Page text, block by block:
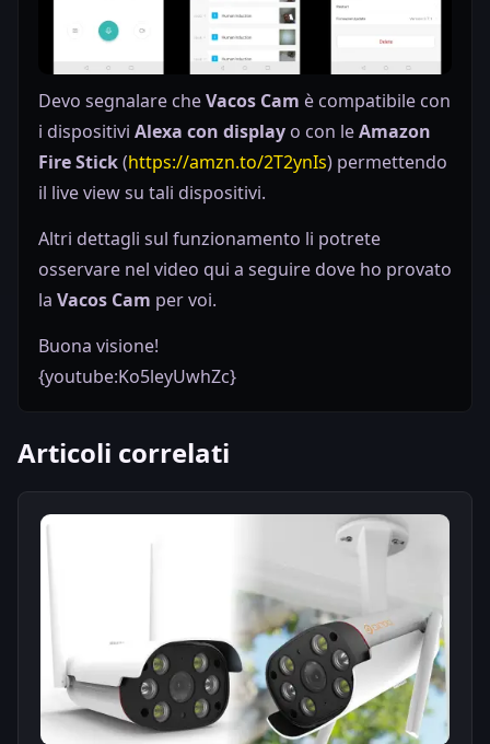
Devo segnalare cheVacos Cam è compatibile con
i dispositivi Alexa con display o con leAmazon
Fire Stick(https://amzn.to/2T2ynIs) permettendo
il live view su tali dispositivi.
Altri dettagli sul funzionamento li potrete
osservare nel video qui a seguire dove ho provato
la Vacos Cam per voi.
Buona visione!
{youtube:Ko5leyUwhZc}
Articoli correlati